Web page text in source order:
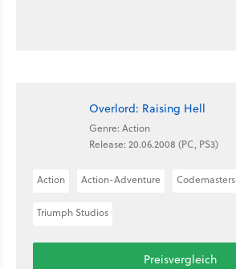
Overlord: Raising Hell
Genre: Action
Release: 20.06.2008 (PC, PS3)
Action Action-Adventure Codemasters
Triumph Studios
Preisvergleich